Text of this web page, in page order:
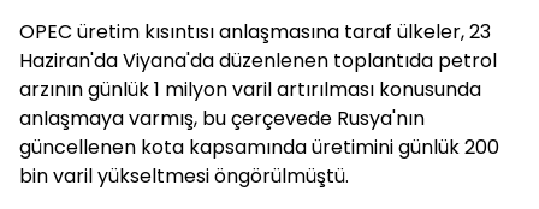
OPEC üretim kısıntısı anlaşmasına taraf ülkeler, 23
Haziran'da Viyana'da düzenlenen toplantıda petrol
arzının günlük 1 milyon varil artırılması konusunda
anlaşmaya varmış, bu çerçevede Rusya'nın
güncellenen kota kapsamında üretimini günlük 200
bin varil yükseltmesi öngörülmüştü.